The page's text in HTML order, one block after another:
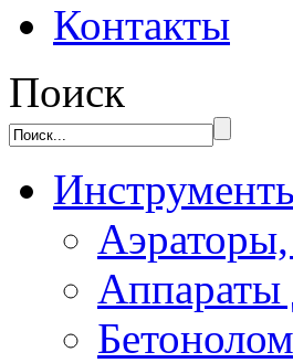
Контакты
Поиск
Аппараты